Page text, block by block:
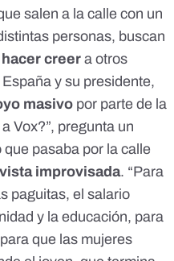
salen a la calle con un
personas, buscan
creer a otros
y su presidente,
masivo por parte de la
Vox?”, pregunta un
pasaba por la calle
improvisada. “Para
paguitas, el salario
y la educación, para
que las mujeres